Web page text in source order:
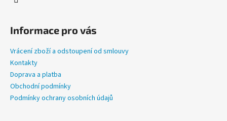
Informace pro vás
Vrácení zboží a odstoupení od smlouvy
Kontakty
Doprava a platba
Obchodní podmínky
Podmínky ochrany osobních údajů